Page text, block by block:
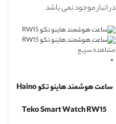
در انبار موجود نمی باشد
مشاهده سریع
ساعت هوشمند هاینو تکو Haino
Teko Smart Watch RW15